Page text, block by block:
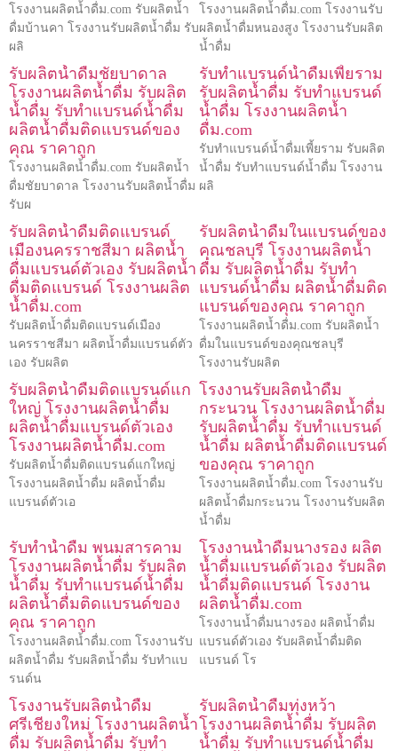
โรงงานผลิตน้ำดื่ม.com รับผลิตน้ำ
ดื่มบ้านคา โรงงานรับผลิตน้ำดื่ม รับ
ผลิ
โรงงานผลิตน้ำดื่ม.com โรงงานรับ
ผลิตน้ำดื่มหนองสูง โรงงานรับผลิต
น้ำดื่ม
รับผลิตน้ำดื่มชัยบาดาล
โรงงานผลิตน้ำดื่ม รับผลิต
น้ำดื่ม รับทำแบรนด์น้ำดื่ม
ผลิตน้ำดื่มติดแบรนด์ของ
คุณ ราคาถูก
โรงงานผลิตน้ำดื่ม.com รับผลิตน้ำ
ดื่มชัยบาดาล โรงงานรับผลิตน้ำดื่ม
รับผ
รับทำแบรนด์น้ำดื่มเพี้ยราม
รับผลิตน้ำดื่ม รับทำแบรนด์
น้ำดื่ม โรงงานผลิตน้ำ
ดื่ม.com
รับทำแบรนด์น้ำดื่มเพี้ยราม รับผลิต
น้ำดื่ม รับทำแบรนด์น้ำดื่ม โรงงาน
ผลิ
รับผลิตน้ำดื่มติดแบรนด์
เมืองนครราชสีมา ผลิตน้ำ
ดื่มแบรนด์ตัวเอง รับผลิตน้ำ
ดื่มติดแบรนด์ โรงงานผลิต
น้ำดื่ม.com
รับผลิตน้ำดื่มติดแบรนด์เมือง
นครราชสีมา ผลิตน้ำดื่มแบรนด์ตัว
เอง รับผลิต
รับผลิตน้ำดื่มในแบรนด์ของ
คุณชลบุรี โรงงานผลิตน้ำ
ดื่ม รับผลิตน้ำดื่ม รับทำ
แบรนด์น้ำดื่ม ผลิตน้ำดื่มติด
แบรนด์ของคุณ ราคาถูก
โรงงานผลิตน้ำดื่ม.com รับผลิตน้ำ
ดื่มในแบรนด์ของคุณชลบุรี
โรงงานรับผลิต
รับผลิตน้ำดื่มติดแบรนด์แก
ใหญ่ โรงงานผลิตน้ำดื่ม
ผลิตน้ำดื่มแบรนด์ตัวเอง
โรงงานผลิตน้ำดื่ม.com
รับผลิตน้ำดื่มติดแบรนด์แกใหญ่
โรงงานผลิตน้ำดื่ม ผลิตน้ำดื่ม
แบรนด์ตัวเอ
โรงงานรับผลิตน้ำดื่ม
กระนวน โรงงานผลิตน้ำดื่ม
รับผลิตน้ำดื่ม รับทำแบรนด์
น้ำดื่ม ผลิตน้ำดื่มติดแบรนด์
ของคุณ ราคาถูก
โรงงานผลิตน้ำดื่ม.com โรงงานรับ
ผลิตน้ำดื่มกระนวน โรงงานรับผลิต
น้ำดื่ม
รับทำน้ำดื่ม พนมสารคาม
โรงงานผลิตน้ำดื่ม รับผลิต
น้ำดื่ม รับทำแบรนด์น้ำดื่ม
ผลิตน้ำดื่มติดแบรนด์ของ
คุณ ราคาถูก
โรงงานผลิตน้ำดื่ม.com โรงงานรับ
ผลิตน้ำดื่ม รับผลิตน้ำดื่ม รับทำแบ
รนด์น
โรงงานน้ำดื่มนางรอง ผลิต
น้ำดื่มแบรนด์ตัวเอง รับผลิต
น้ำดื่มติดแบรนด์ โรงงาน
ผลิตน้ำดื่ม.com
โรงงานน้ำดื่มนางรอง ผลิตน้ำดื่ม
แบรนด์ตัวเอง รับผลิตน้ำดื่มติด
แบรนด์ โร
โรงงานรับผลิตน้ำดื่ม
ศรีเชียงใหม่ โรงงานผลิตน้ำ
ดื่ม รับผลิตน้ำดื่ม รับทำ
รับผลิตน้ำดื่มทุ่งหว้า
โรงงานผลิตน้ำดื่ม รับผลิต
น้ำดื่ม รับทำแบรนด์น้ำดื่ม